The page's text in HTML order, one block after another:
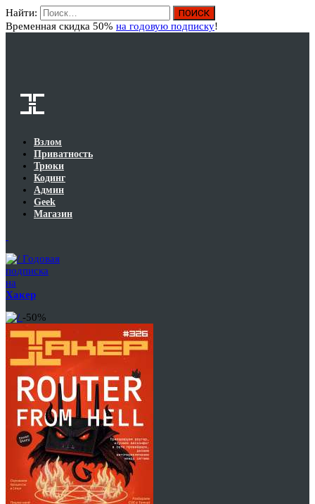
Найти:
Временная скидка 50% на годовую подписку!
Взлом
Приватность
Трюки
Кодинг
Админ
Geek
Магазин
Годовая
подписка
на
Хакер
-50%